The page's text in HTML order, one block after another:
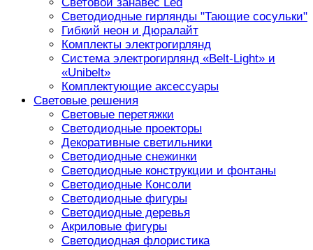
Светодиодные гирлянды "Тающие сосульки"
Гибкий неон и Дюралайт
Комплекты электрогирлянд
Система электрогирлянд «Belt-Light» и
«Unibelt»
Комплектующие аксессуары
Световые решения
Световые перетяжки
Светодиодные проекторы
Декоративные светильники
Светодиодные снежинки
Светодиодные конструкции и фонтаны
Светодиодные Консоли
Светодиодные фигуры
Светодиодные деревья
Акриловые фигуры
Светодиодная флористика